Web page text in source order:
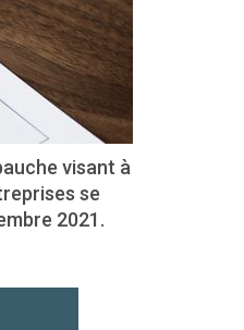
visant à
se
2021.